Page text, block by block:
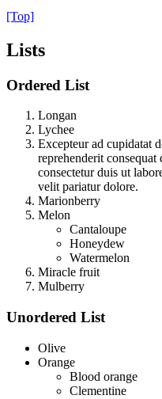
[Top]
Lists
Ordered List
Longan
Lychee
Excepteur ad cupidatat
reprehenderit
consectetur duis ut
velit pariatur dolore.
Marionberry
Melon
Cantaloupe
Honeydew
Watermelon
Miracle fruit
Mulberry
Unordered List
Olive
Orange
Blood orange
Clementine